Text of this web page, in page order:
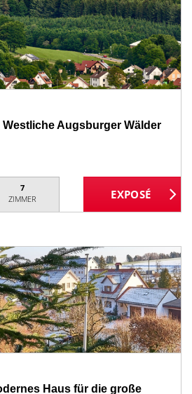
Westliche Augsburger Wälder
7
ZIMMER
Haus für die große